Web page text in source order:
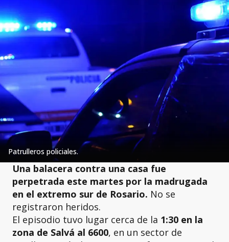
Patrulleros policiales.
Una balacera contra una casa fue
perpetrada este martes por la madrugada
en el extremo sur de Rosario. No se
registraron heridos.
El episodio tuvo lugar cerca de la 1:30 en la
zona de Salvá al 6600, en un sector de